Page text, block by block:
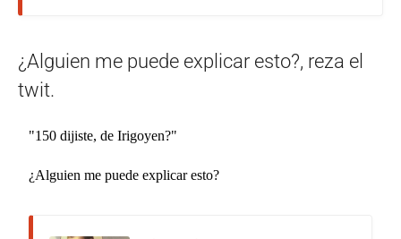
¿Alguien me puede explicar esto?, reza el
twit.
"150 dijiste, de Irigoyen?"
¿Alguien me puede explicar esto?